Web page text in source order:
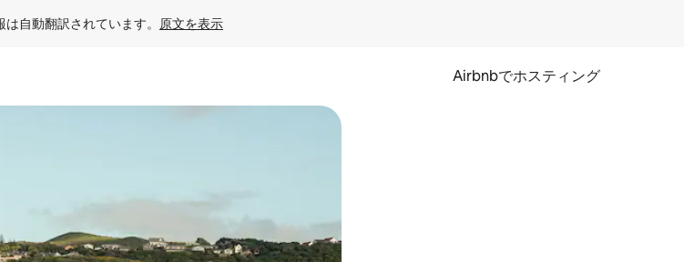
は自動翻訳されています。 原文を表示
Airbnbでホスティング